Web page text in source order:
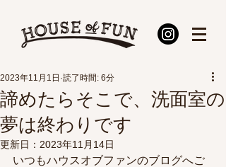
諦めたらそこで、洗面室の
夢は終わりです
2023年11月1日 読了時間: 6分
更新日： 2023年11月14日
いつもハウスオブファンのブログへご